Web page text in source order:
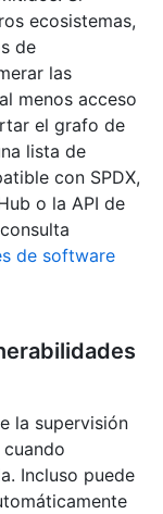
ecosistemas,
de
las
menos acceso
el grafo de
lista de
con SPDX,
o la API de
de software
la supervisión
Incluso puede